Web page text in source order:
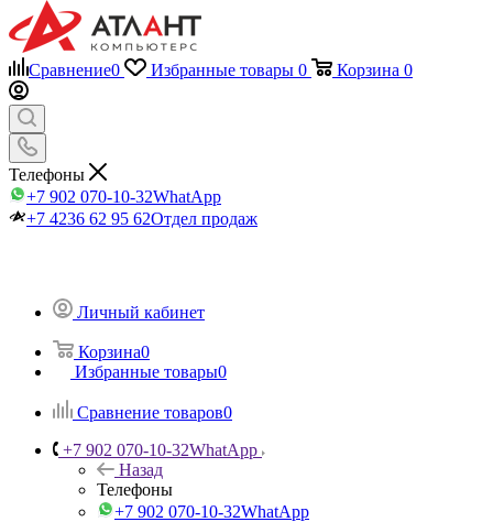
Сравнение0 Избранные товары 0 Корзина 0
Телефоны
+7 902 070-10-32WhatApp
+7 4236 62 95 62Отдел продаж
Личный кабинет
Корзина0
Избранные товары0
Сравнение товаров0
+7 902 070-10-32WhatApp
Назад
Телефоны
+7 902 070-10-32WhatApp